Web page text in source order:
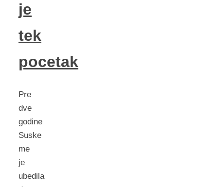
je
tek
pocetak
Pre
dve
godine
Suske
me
je
ubedila